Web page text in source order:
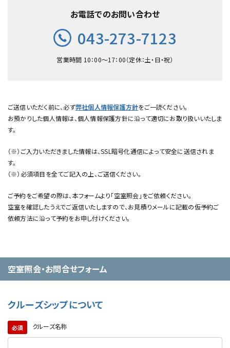
お電話でのお問い合わせ
043-273-7123
営業時間 10：00〜17：00（定休：土・日・祝）
ご送信いただく前に、必ず弊社個人情報保護方針をご一読ください。
お預かりした個人情報は、個人情報保護方針に沿って適切にお取り扱いいたしま
す。
（※）ご入力いただきました情報は、SSL暗号化通信によって安全に送信されま
す。
（※）必須項目を全てご記入の上、ご送信ください。
ご予約をご希望の際は、本フォームより「空室照会」をご依頼ください。
空室を確認したうえでご返信いたしますので、お見積りメールに記載の仮予約ご
依頼方法に沿って予約をお申し付けください。
空室照会・お問合せフォーム
クルーズシップについて
必須 クルーズ名称